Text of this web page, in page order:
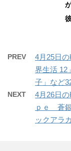
PREV
4月25日
界生活 12
子」など
NEXT
4月26日
ｐｅ 蒼
ックアラ